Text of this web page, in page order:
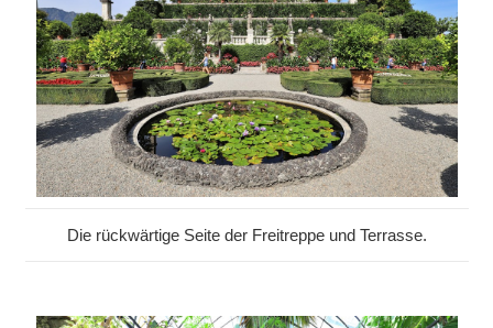
Die rückwärtige Seite der Freitreppe und Terrasse.